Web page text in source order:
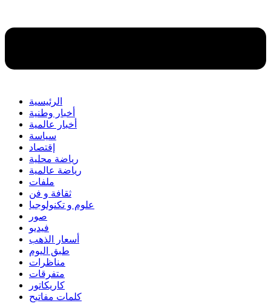
الرئيسية
أخبار وطنية
أخبار عالمية
سياسة
إقتصاد
رياضة محلية
رياضة عالمية
ملفات
ثقافة و فن
علوم و تكنولوجيا
صور
فيديو
أسعار الذهب
طبق اليوم
مناظرات
متفرقات
كاريكاتور
كلمات مفاتيح